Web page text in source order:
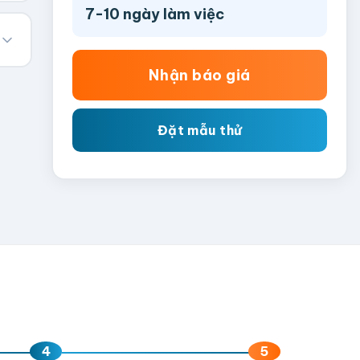
7-10 ngày làm việc
Nhận báo giá
Đặt mẫu thử
4 5